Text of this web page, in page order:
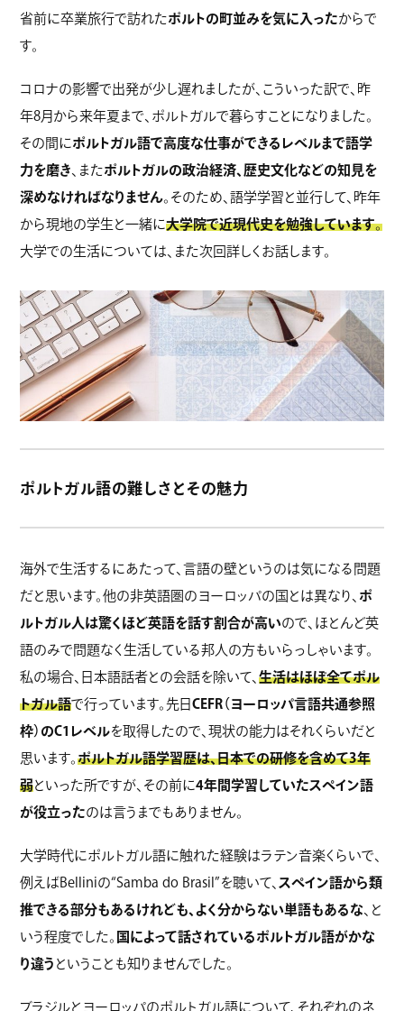
省前に卒業旅行で訪れたポルトの町並みを気に入ったからで
す。
コロナの影響で出発が少し遅れましたが、こういった訳で、昨
年8月から来年夏まで、ポルトガルで暮らすことになりました。
その間にポルトガル語で高度な仕事ができるレベルまで語学
力を磨き、またポルトガルの政治経済、歴史文化などの知見を
深めなければなりません。そのため、語学学習と並行して、昨年
から現地の学生と一緒に大学院で近現代史を勉強しています。
大学での生活については、また次回詳しくお話します。
ポルトガル語の難しさとその魅力
海外で生活するにあたって、言語の壁というのは気になる問題
だと思います。他の非英語圏のヨーロッパの国とは異なり、 ポ
ルトガル人は驚くほど英語を話す割合が高いので、ほとんど英
語のみで問題なく生活している邦人の方もいらっしゃいます。
私の場合、日本語話者との会話を除いて、生活はほぼ全てポル
トガル語で行っています。先日CEFR（ヨーロッパ言語共通参照
枠）のC1レベルを取得したので、現状の能力はそれくらいだと
思います。ポルトガル語学習歴は、日本での研修を含めて3年
弱といった所ですが、その前に4年間学習していたスペイン語
が役立ったのは言うまでもありません。
大学時代にポルトガル語に触れた経験はラテン音楽くらいで、
例えばBelliniの“Samba do Brasil”を聴いて、 スペイン語から類
推できる部分もあるけれども、よく分からない単語もあるな 、と
いう程度でした。 国によって話されているポルトガル語がかな
り違う ということも知りませんでした。
ブラジルとヨーロッパのポルトガル語について、それぞれのネ